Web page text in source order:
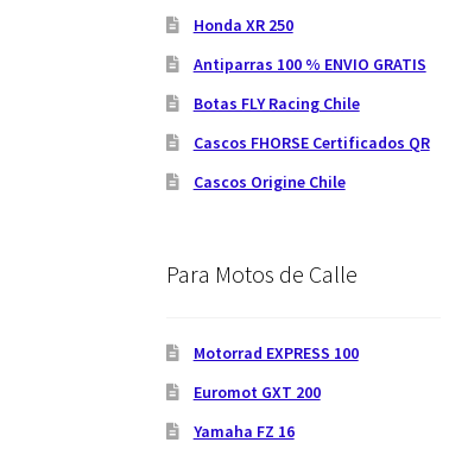
Honda XR 250
Antiparras 100 % ENVIO GRATIS
Botas FLY Racing Chile
Cascos FHORSE Certificados QR
Cascos Origine Chile
Para Motos de Calle
Motorrad EXPRESS 100
Euromot GXT 200
Yamaha FZ 16